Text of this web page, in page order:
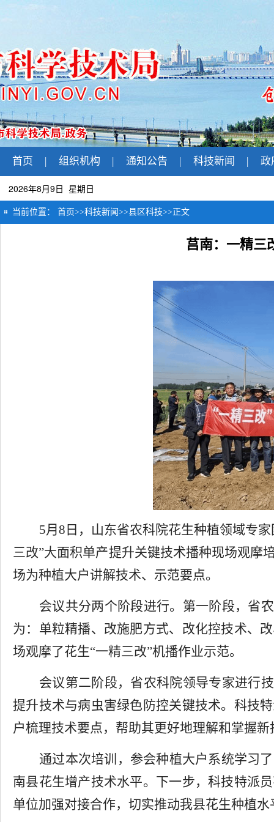
首页 | 组织机构 | 通知公告 | 科技新闻 | 政
2026年8月9日 星期日
当前位置： 首页>>科技新闻 >>县区科技>> 正文
莒南：一精三
5月8日，山东省农科院花生种植领域专
三改”大面积单产提升关键技术播种现场观摩
场为种植大户讲解技术、示范要点。
会议共分两个阶段进行。第一阶段，省
为：单粒精播、改施肥方式、改化控技术、
场观摩了花生“一精三改”机播作业示范。
会议第二阶段，省农科院领导专家进行
提升技术与病虫害绿色防控关键技术。科技
户梳理技术要点，帮助其更好地理解和掌握
通过本次培训，参会种植大户系统学习
南县花生增产技术水平。下一步，科技特派
单位加强对接合作，切实推动我县花生种植